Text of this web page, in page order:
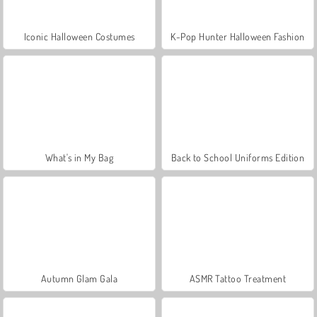
Iconic Halloween Costumes K-Pop Hunter Halloween Fashion
What's in My Bag Back to School Uniforms Edition
Autumn Glam Gala ASMR Tattoo Treatment